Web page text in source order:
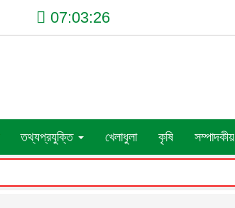
07:03:27
তথ্যপ্রযুক্তি খেলাধুলা কৃষি সম্পাদকীয়